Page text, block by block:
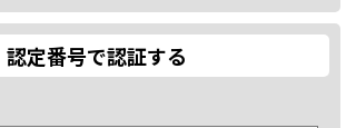
認定番号で認証する